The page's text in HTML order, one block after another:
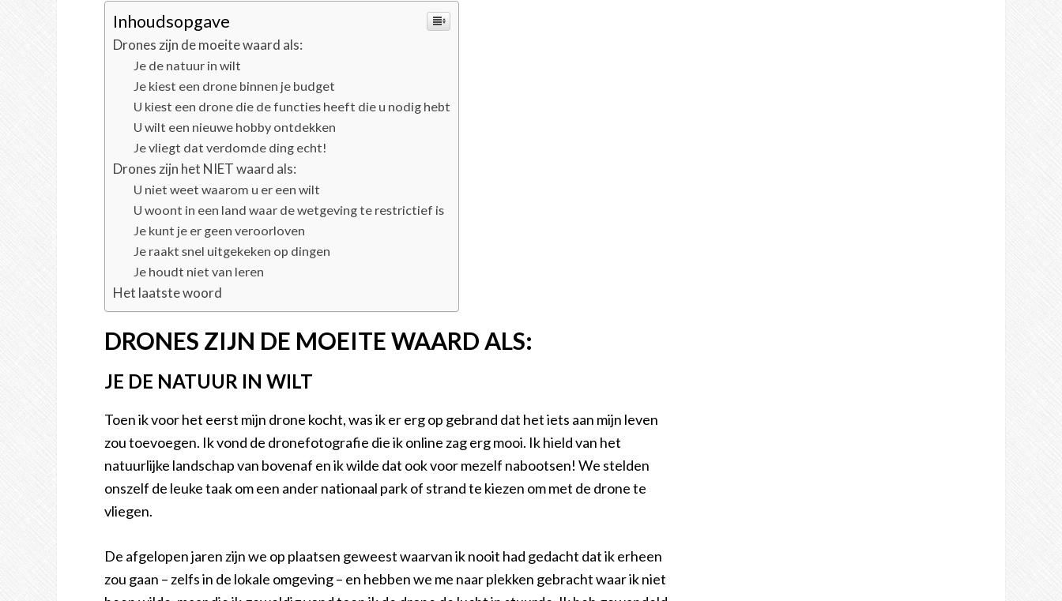
Inhoudsopgave
Drones zijn de moeite waard als:
Je de natuur in wilt
Je kiest een drone binnen je budget
U kiest een drone die de functies heeft die u nodig hebt
U wilt een nieuwe hobby ontdekken
Je vliegt dat verdomde ding echt!
Drones zijn het NIET waard als:
U niet weet waarom u er een wilt
U woont in een land waar de wetgeving te restrictief is
Je kunt je er geen veroorloven
Je raakt snel uitgekeken op dingen
Je houdt niet van leren
Het laatste woord
DRONES ZIJN DE MOEITE WAARD ALS:
JE DE NATUUR IN WILT
Toen ik voor het eerst mijn drone kocht, was ik er erg op gebrand dat het iets aan mijn leven
zou toevoegen. Ik vond de dronefotografie die ik online zag erg mooi. Ik hield van het
natuurlijke landschap van bovenaf en ik wilde dat ook voor mezelf nabootsen! We stelden
onszelf de leuke taak om een ander nationaal park of strand te kiezen om met de drone te
vliegen.
De afgelopen jaren zijn we op plaatsen geweest waarvan ik nooit had gedacht dat ik erheen
zou gaan – zelfs in de lokale omgeving – en hebben we me naar plekken gebracht waar ik niet